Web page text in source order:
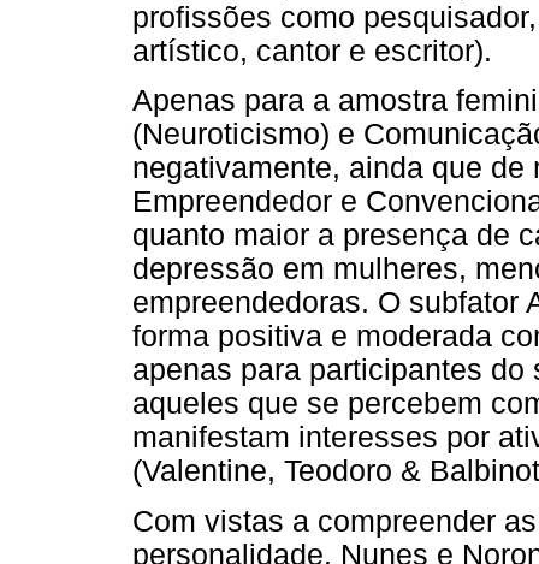
profissões como
artístico, cantor e escritor).
Apenas para a amostra
(Neuroticismo) e
negativamente, ainda que de
Empreendedor e
quanto maior a presença de
depressão em mulheres,
empreendedoras. O subfator
forma positiva e moderada
apenas para participantes
aqueles que se percebem
manifestam interesses por
(Valentine, Teodoro &
Com vistas a compreender
personalidade, Nunes e